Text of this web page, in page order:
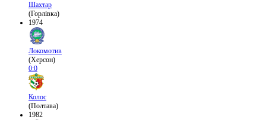
Шахтар
(Горлівка)
1974
Локомотив
(Херсон)
0:0
Колос
(Полтава)
1982